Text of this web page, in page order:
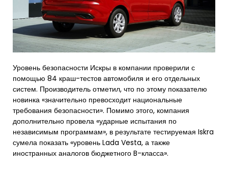
Уровень безопасности Искры в компании проверили с
помощью 84 краш-тестов автомобиля и его отдельных
систем. Производитель отметил, что по этому показателю
новинка «значительно превосходит национальные
требования безопасности». Помимо этого, компания
дополнительно провела «ударные испытания по
независимым программам», в результате тестируемая Iskra
сумела показать «уровень Lada Vesta, а также
иностранных аналогов бюджетного B-класса».